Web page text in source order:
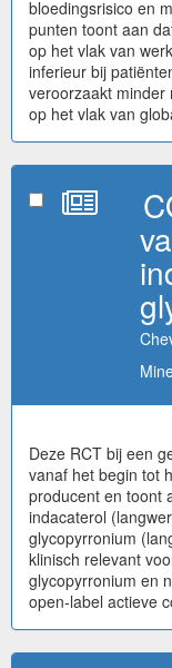
bloedingsrisico en
punten toont aan
op het vlak van
inferieur bij
veroorzaakt
op het vlak van
Deze RCT bij een
vanaf het begin tot
producent en toont
indacaterol
glycopyrronium
klinisch relevant
glycopyrronium en
open-label actieve